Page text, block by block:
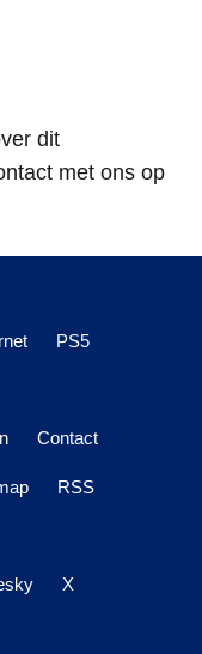
dit
met ons op
PS5
Contact
RSS
X